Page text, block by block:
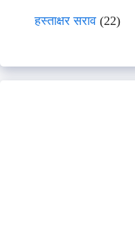
हस्ताक्षर सराव (22)